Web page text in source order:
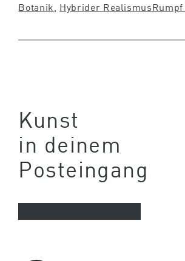
Botanik
Hybrider Realismus
Kunst
in deinem
Posteingang